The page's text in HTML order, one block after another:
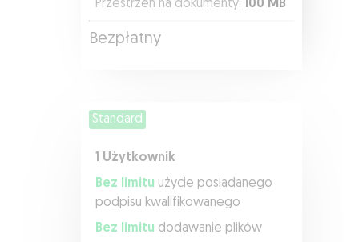
Przestrzeń na dokumenty: 100 MB
Bezpłatny
Standard
1 Użytkownik
Bez limitu użycie posiadanego
podpisu kwalifikowanego
Bez limitu dodawanie plików